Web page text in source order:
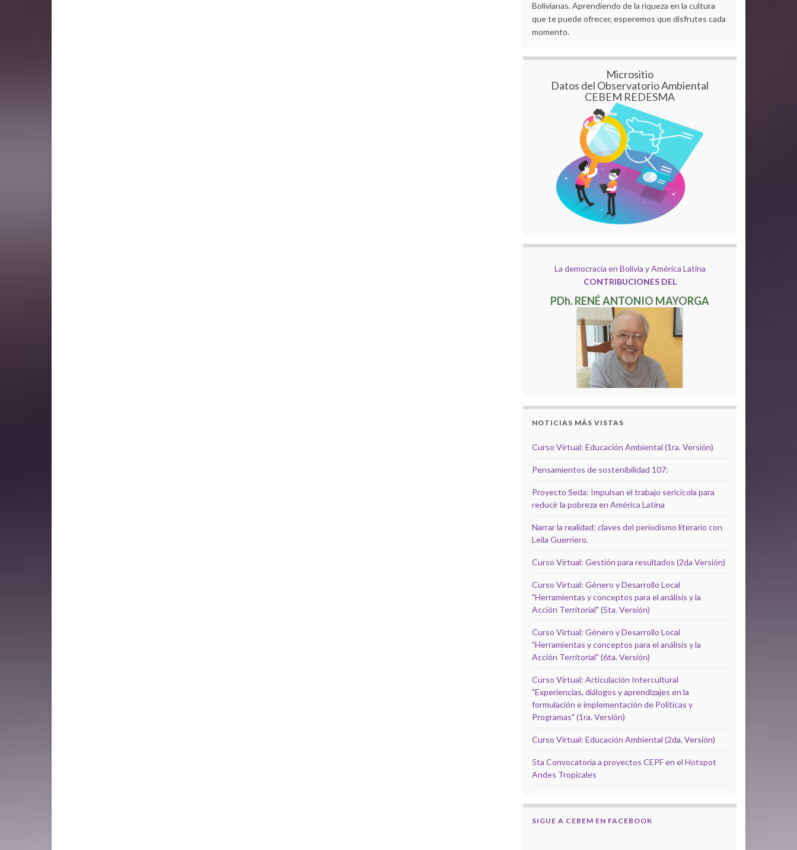
Bolivianas. Aprendiendo de la riqueza en la cultura
que te puede ofrecer, esperemos que disfrutes cada
momento.
Micrositio
Datos del Observatorio Ambiental
CEBEM REDESMA
La democracia en Bolivia y América Latina
CONTRIBUCIONES DEL
PDh. RENÉ ANTONIO MAYORGA
NOTICIAS MÁS VISTAS
Curso Virtual: Educación Ambiental (1ra. Versión)
Pensamientos de sostenibilidad 107:
Proyecto Seda: Impulsan el trabajo sericícola para
reducir la pobreza en América Latina
Narrar la realidad: claves del periodismo literario con
Leila Guerriero.
Curso Virtual: Gestión para resultados (2da Versión)
Curso Virtual: Género y Desarrollo Local
"Herramientas y conceptos para el análisis y la
Acción Territorial" (5ta. Versión)
Curso Virtual: Género y Desarrollo Local
"Herramientas y conceptos para el análisis y la
Acción Territorial" (6ta. Versión)
Curso Virtual: Articulación Intercultural
"Experiencias, diálogos y aprendizajes en la
formulación e implementación de Políticas y
Programas" (1ra. Versión)
Curso Virtual: Educación Ambiental (2da. Versión)
5ta Convocatoria a proyectos CEPF en el Hotspot
Andes Tropicales
SIGUE A CEBEM EN FACEBOOK